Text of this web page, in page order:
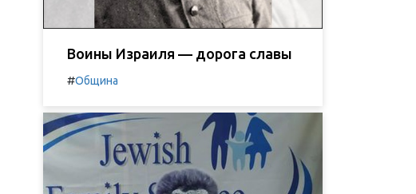
Воины Израиля — дорога славы
#Община